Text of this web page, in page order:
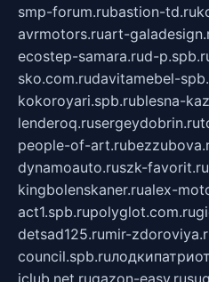
smp-forum.rubastion-td.ru
avrmotors.ruart-
ecostep-samara.rud-
sko.com.rudavitamebel-
kokoroyari.spb.rublesna-
lenderoq.rusergeydobrin.ru
people-of-art.ru
dynamoauto.ruszk-favorit.ru
kingbolenskaner.rualex-
act1.spb.rupolyglot.com.ru
detsad125.rumir-
council.spb.ru